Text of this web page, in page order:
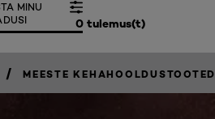
0 tulemus(t)
MINU
/ MEESTE KEHAHOOLDUSTOOTED